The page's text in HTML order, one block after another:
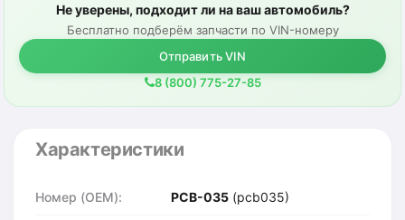
Не уверены, подходит ли на ваш автомобиль?
Бесплатно подберём запчасти по VIN-номеру
Отправить VIN
8 (800) 775-27-85
Характеристики
Номер (OEM): PCB-035 (pcb035)